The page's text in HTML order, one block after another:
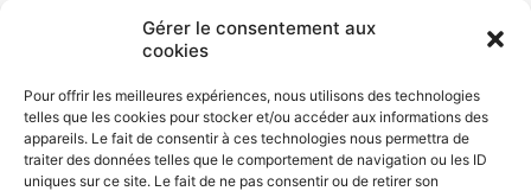
Gérer le consentement aux
cookies
Pour offrir les meilleures expériences, nous utilisons des technologies
telles que les cookies pour stocker et/ou accéder aux informations des
appareils. Le fait de consentir à ces technologies nous permettra de
traiter des données telles que le comportement de navigation ou les ID
uniques sur ce site. Le fait de ne pas consentir ou de retirer son
Données personnelles
Politique de confidentialité
Politique de cookies (EU)